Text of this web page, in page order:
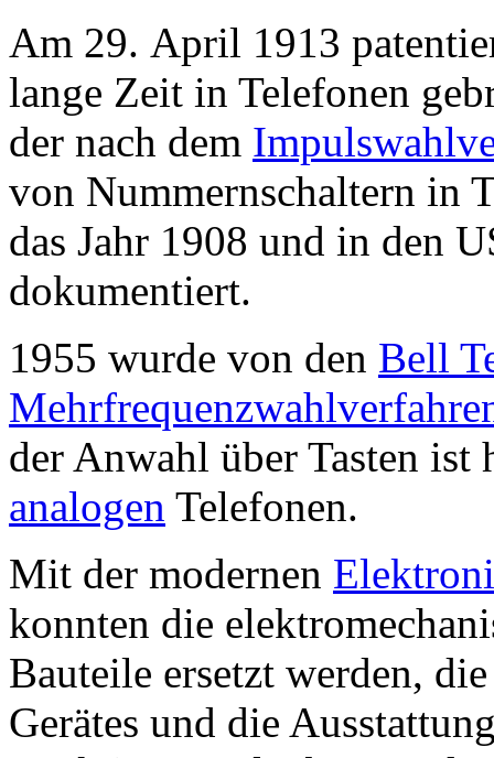
Am 29. April 1913
lange Zeit in Telefonen
der nach dem
von Nummernschaltern in
das Jahr 1908 und in den
dokumentiert.
1955 wurde von den Bell
der Anwahl über Tasten ist
analogen Telefonen.
Mit der modernen
konnten die
Bauteile ersetzt werden,
Gerätes und die